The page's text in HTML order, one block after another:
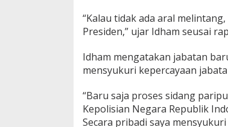
“Kalau tidak ada aral
Presiden,” ujar Idham seusai
Idham mengatakan jabatan
mensyukuri kepercayaan
“Baru saja proses sidang
Kepolisian Negara Republik
Secara pribadi saya